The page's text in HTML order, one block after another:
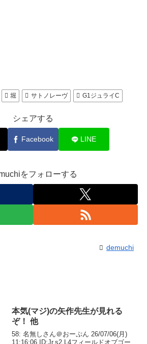
堀 サトノレーヴ G1ジュライC
シェアする
Facebook LINE
をフォローする
demuchi
本気(マジ)の矢作先生が見れる
ぞ！ 他
58: 名無しさん＠おーぷん 26/07/06(月)
11:16:06 ID:Jr.s2.L4フィールドオブゴー